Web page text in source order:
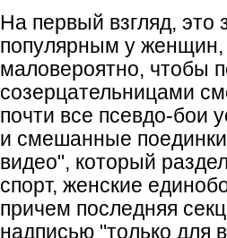
На первый взгляд,
популярным у женщин,
маловероятно, чтобы
созерцательницами
почти все псевдо-бои
и смешанные
видео", который
спорт, женские
причем последняя
надписью "только для